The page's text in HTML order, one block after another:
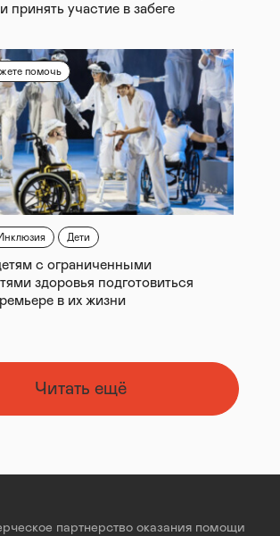
принять участие в забеге
помочь
Дети
с ограниченными
здоровья подготовиться
в их жизни
Читать ещё
партнерство оказания помощи